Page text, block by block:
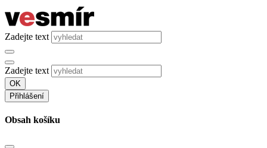
Zadejte text
Zadejte text
OK
Přihlášení
Obsah košíku